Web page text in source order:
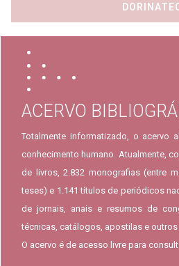
ACERVO
Totalmente informatizado, o acervo
conhecimento humano. Atualmente,
de livros, 2.832 monografias (entre
teses) e 1.141 títulos de periódicos
de jornais, anais e resumos de
técnicas, catálogos, apostilas e
O acervo é de acesso livre para